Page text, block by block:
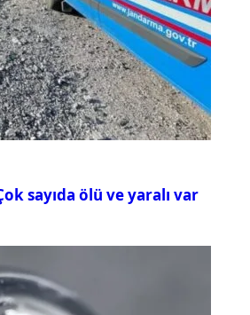
sayıda ölü ve yaralı var